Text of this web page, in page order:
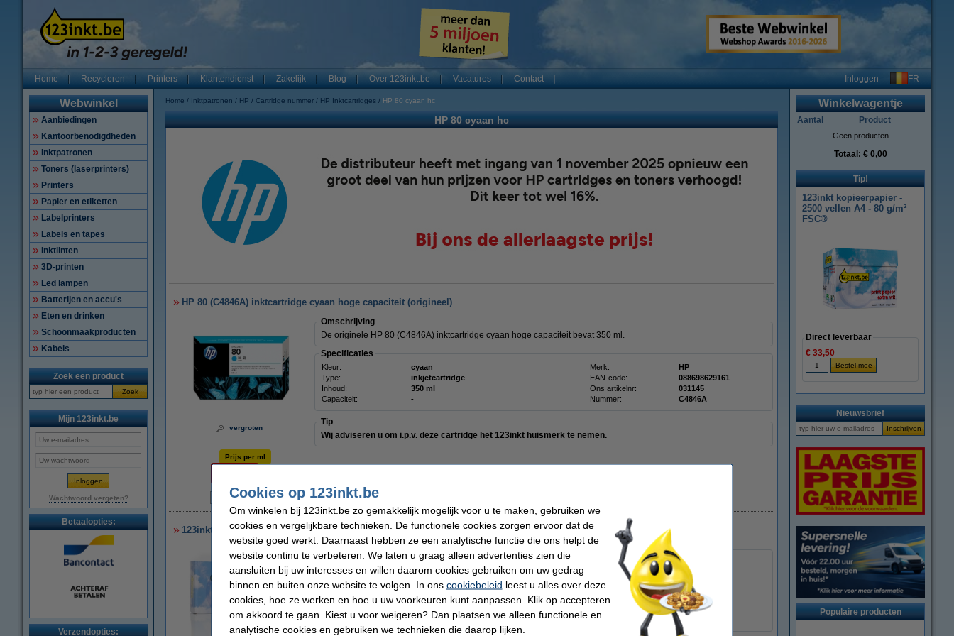
Home Recycleren Printers Klantendienst Zakelijk Blog Over 123inkt.be Vacatures Contact Inloggen FR
Webwinkel
Aanbiedingen
Kantoorbenodigdheden
Inktpatronen
Toners (laserprinters)
Printers
Papier en etiketten
Labelprinters
Labels en tapes
Inktlinten
3D-printen
Led lampen
Batterijen en accu's
Eten en drinken
Schoonmaakproducten
Kabels
Zoek een product
Zoek
Mijn 123inkt.be
Wachtwoord vergeten?
Betaalopties:
Verzendopties:
Home Inktpatronen HP Cartridge nummer HP Inktcartridges HP 80 cyaan hc
HP 80 cyaan hc
HP 80 (C4846A) inktcartridge cyaan hoge capaciteit (origineel)
vergroten
Omschrijving
De originele HP 80 (C4846A) inktcartridge cyaan hoge capaciteit bevat 350 ml.
Specificaties
Kleur: cyaan Merk:
HP
Type:
inkjetcartridge EAN-code:
088698629161
Inhoud:
350 ml Ons artikelnr:
031145
Capaciteit:
- Nummer: C4846A
Tip
Wij adviseren u om i.p.v. deze cartridge het 123inkt huismerk te nemen.
Prijs per ml
Niet meer in productie, dus niet meer leverbaar.
123inkt huismerk vervangt HP 80 (C4846A) inktcartridge cyaan hoge capaciteit
Omschrijving
op uw inkt (zonder kwaliteitsverlies)!
123inkt huismerk cartridge cyaan, inhoud:350 ml
Uitstekende kwaliteiten ...........stukken goedkoper!!!
Uiteraard met 100% garantie.
Winkelwagentje
Aantal Product
Geen producten
Totaal: € 0,00
Tip!
123inkt kopieerpapier -
2500 vellen A4 - 80 g/m²
FSC®
Direct leverbaar
€ 33,50
Nieuwsbrief
Populaire producten
Cookies op 123inkt.be
Om winkelen bij 123inkt.be zo gemakkelijk mogelijk voor u te maken, gebruiken we
cookies en vergelijkbare technieken. De functionele cookies zorgen ervoor dat de
website goed werkt. Daarnaast hebben ze een analytische functie die ons helpt de
website continu te verbeteren. We laten u graag alleen advertenties zien die
aansluiten bij uw interesses en willen daarom cookies gebruiken om uw gedrag
binnen en buiten onze website te volgen. In ons cookiebeleid leest u alles over deze
cookies, hoe ze werken en hoe u uw voorkeuren kunt aanpassen. Klik op accepteren
om akkoord te gaan. Kiest u voor weigeren? Dan plaatsen we alleen functionele en
analytische cookies en gebruiken we technieken die daarop lijken.